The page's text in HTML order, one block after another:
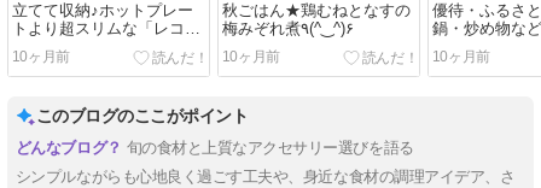
立てて収納♪ホットプレー
トより超スリムな「レコル
ト IHクッキングヒーター」
買って正解♥
10ヶ月前
秋ごはん★鶏むねとなすの
梅みぞれ煮٩(^‿^)۶
10ヶ月前
優待・ふるさ
鍋・炒め物な
10ヶ月前
このブログのここがポイント
旬の食材と上質なアクセサリー選びを語る
シンプルながらも心地良く過ごす工夫や、身近な食材の調理アイデア、さ